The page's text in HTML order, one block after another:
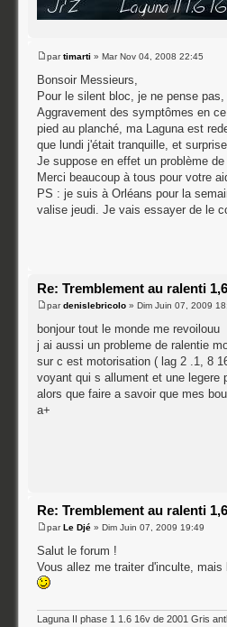
partimarti » Mar Nov 04, 2008 22:45
Bonsoir Messieurs,
Pour le silent bloc, je ne pense
Aggravement des symptômes en
pied au planché, ma Laguna est
que lundi j'était tranquille, et
Je suppose en effet un problème
Merci beaucoup à tous pour votre
PS : je suis à Orléans pour la
valise jeudi. Je vais essayer de le
Re: Tremblement au ralenti
pardenislebricolo » Dim Juin 07, 2009
bonjour tout le monde me revoilouu
j ai aussi un probleme de ralentie
sur c est motorisation ( lag 2 .1, 8
voyant qui s allument et une legere
alors que faire a savoir que mes
a+
Re: Tremblement au ralenti
par Le Djé » Dim Juin 07, 2009 19:49
Salut le forum !
Vous allez me traiter d'inculte,
Laguna II phase 1 1.6 16v de 2001 Gris